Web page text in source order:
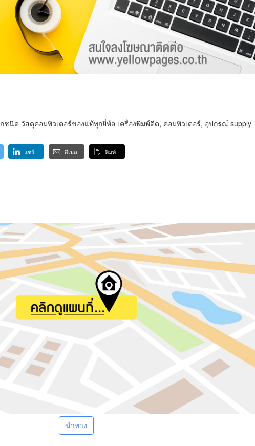
ชนิด วัสดุคอมพิวเตอร์ของแท้ทุกยี่ห้อ เครื่องพิมพ์ดีด, คอมพิวเตอร์, อุปกรณ์ supply
แชร์ อีเมล พิมพ์
นำทาง